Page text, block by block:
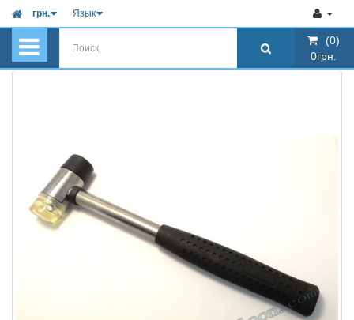
грн. Язык
(0)
0грн.